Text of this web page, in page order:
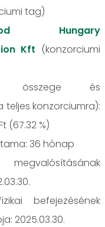
tag)
Hungary
Kft (konzorciumi
összege és
teljes konzorciumra):
(67.32 %)
36 hónap
befejezésének
2025.03.30.